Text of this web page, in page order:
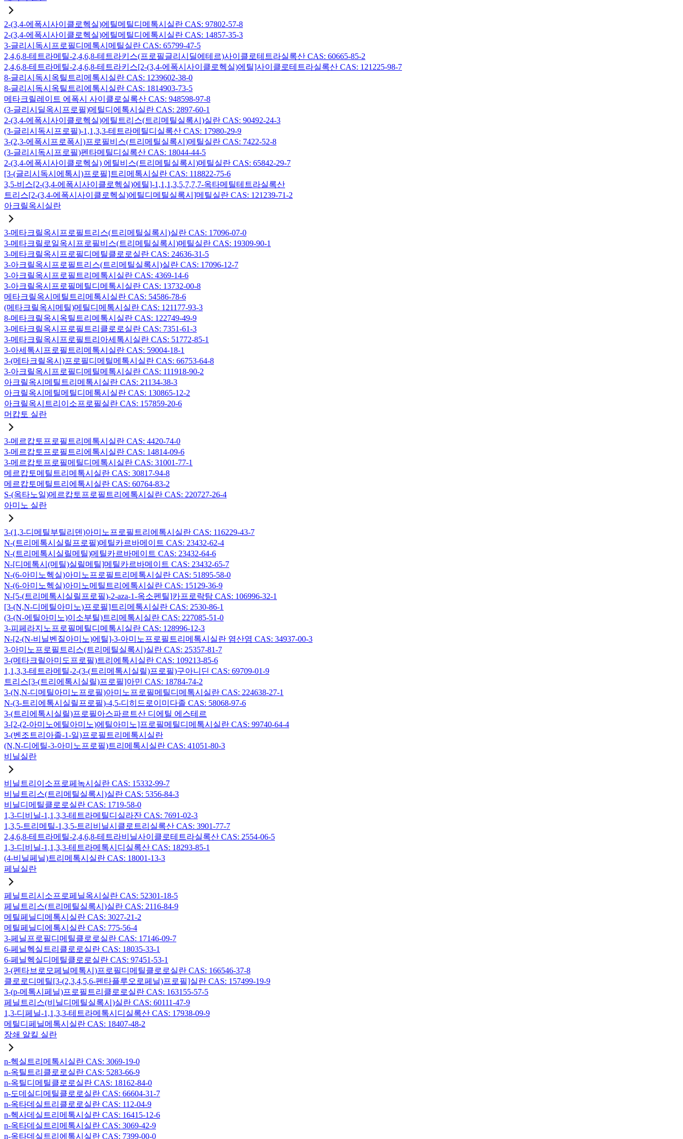
2-(3,4-에폭시사이클로헥실)에틸메틸디메톡시실란 CAS: 97802-57-8
2-(3,4-에폭시사이클로헥실)에틸메틸디에톡시실란 CAS: 14857-35-3
3-글리시독시프로필디메톡시메틸실란 CAS: 65799-47-5
2,4,6,8-테트라메틸-2,4,6,8-테트라키스(프로필글리시딜에테르)사이클로테트라실록산 CAS: 60665-85-2
2,4,6,8-테트라메틸-2,4,6,8-테트라키스[2-(3,4-에폭시사이클로헥실)에틸]사이클로테트라실록산 CAS: 121225-98-7
8-글리시독시옥틸트리메톡시실란 CAS: 1239602-38-0
8-글리시독시옥틸트리에톡시실란 CAS: 1814903-73-5
메타크릴레이트 에폭시 사이클로실록산 CAS: 948598-97-8
(3-글리시딜옥시프로필)메틸디에톡시실란 CAS: 2897-60-1
2-(3,4-에폭시사이클로헥실)에틸트리스(트리메틸실록시)실란 CAS: 90492-24-3
(3-글리시독시프로필)-1,1,3,3-테트라메틸디실록산 CAS: 17980-29-9
3-(2,3-에폭시프로폭시)프로필비스(트리메틸실록시)메틸실란 CAS: 7422-52-8
(3-글리시독시프로필)펜타메틸디실록산 CAS: 18044-44-5
2-(3,4-에폭시사이클로헥실) 에틸비스(트리메틸실록시)메틸실란 CAS: 65842-29-7
[3-(글리시독시에톡시)프로필]트리메톡시실란 CAS: 118822-75-6
3,5-비스[2-(3,4-에폭시사이클로헥실)에틸]-1,1,1,3,5,7,7,7-옥타메틸테트라실록산
트리스[2-(3,4-에폭시사이클로헥실)에틸디메틸실록시]메틸실란 CAS: 121239-71-2
아크릴옥시실란
3-메타크릴옥시프로필트리스(트리메틸실록시)실란 CAS: 17096-07-0
3-메타크릴로일옥시프로필비스(트리메틸실록시)메틸실란 CAS: 19309-90-1
3-메타크릴옥시프로필디메틸클로로실란 CAS: 24636-31-5
3-아크릴옥시프로필트리스(트리메틸실록시)실란 CAS: 17096-12-7
3-아크릴옥시프로필트리메톡시실란 CAS: 4369-14-6
3-아크릴옥시프로필메틸디메톡시실란 CAS: 13732-00-8
메타크릴옥시메틸트리메톡시실란 CAS: 54586-78-6
(메타크릴옥시메틸)메틸디메톡시실란 CAS: 121177-93-3
8-메타크릴옥시옥틸트리메톡시실란 CAS: 122749-49-9
3-메타크릴옥시프로필트리클로로실란 CAS: 7351-61-3
3-메타크릴옥시프로필트리아세톡시실란 CAS: 51772-85-1
3-아세톡시프로필트리메톡시실란 CAS: 59004-18-1
3-(메타크릴옥시)프로필디메틸메톡시실란 CAS: 66753-64-8
3-아크릴옥시프로필디메틸메톡시실란 CAS: 111918-90-2
아크릴옥시메틸트리메톡시실란 CAS: 21134-38-3
아크릴옥시메틸메틸디메톡시실란 CAS: 130865-12-2
아크릴옥시트리이소프로필실란 CAS: 157859-20-6
머캅토 실란
3-메르캅토프로필트리메톡시실란 CAS: 4420-74-0
3-메르캅토프로필트리에톡시실란 CAS: 14814-09-6
3-메르캅토프로필메틸디메톡시실란 CAS: 31001-77-1
메르캅토메틸트리메톡시실란 CAS: 30817-94-8
메르캅토메틸트리에톡시실란 CAS: 60764-83-2
S-(옥타노일)메르캅토프로필트리에톡시실란 CAS: 220727-26-4
아미노 실란
3-(1,3-디메틸부틸리덴)아미노프로필트리에톡시실란 CAS: 116229-43-7
N-(트리메톡시실릴프로필)메틸카르바메이트 CAS: 23432-62-4
N-(트리메톡시실릴메틸)메틸카르바메이트 CAS: 23432-64-6
N-[디메톡시(메틸)실릴메틸]메틸카르바메이트 CAS: 23432-65-7
N-(6-아미노헥실)아미노프로필트리메톡시실란 CAS: 51895-58-0
N-(6-아미노헥실)아미노메틸트리에톡시실란 CAS: 15129-36-9
N-[5-(트리메톡시실릴프로필)-2-aza-1-옥소펜틸]카프로락탐 CAS: 106996-32-1
[3-(N,N-디메틸아미노)프로필]트리메톡시실란 CAS: 2530-86-1
(3-(N-에틸아미노)이소부틸)트리메톡시실란 CAS: 227085-51-0
3-피페라지노프로필메틸디메톡시실란 CAS: 128996-12-3
N-[2-(N-비닐벤질아미노)에틸]-3-아미노프로필트리메톡시실란 염산염 CAS: 34937-00-3
3-아미노프로필트리스(트리메틸실록시)실란 CAS: 25357-81-7
3-(메타크릴아미도프로필)트리에톡시실란 CAS: 109213-85-6
1,1,3,3-테트라메틸-2-(3-(트리메톡시실릴)프로필)구아니딘 CAS: 69709-01-9
트리스[3-(트리에톡시실릴)프로필]아민 CAS: 18784-74-2
3-(N,N-디메틸아미노프로필)아미노프로필메틸디메톡시실란 CAS: 224638-27-1
N-(3-트리에톡시실릴프로필)-4,5-디히드로이미다졸 CAS: 58068-97-6
3-(트리에톡시실릴)프로필아스파르트산 디에틸 에스테르
3-[2-(2-아미노에틸아미노)에틸아미노]프로필메틸디메톡시실란 CAS: 99740-64-4
3-(벤조트리아졸-1-일)프로필트리메톡시실란
(N,N-디에틸-3-아미노프로필)트리메톡시실란 CAS: 41051-80-3
비닐실란
비닐트리이소프로페녹시실란 CAS: 15332-99-7
비닐트리스(트리메틸실록시)실란 CAS: 5356-84-3
비닐디메틸클로로실란 CAS: 1719-58-0
1,3-디비닐-1,1,3,3-테트라메틸디실라잔 CAS: 7691-02-3
1,3,5-트리메틸-1,3,5-트리비닐시클로트리실록산 CAS: 3901-77-7
2,4,6,8-테트라메틸-2,4,6,8-테트라비닐사이클로테트라실록산 CAS: 2554-06-5
1,3-디비닐-1,1,3,3-테트라메톡시디실록산 CAS: 18293-85-1
(4-비닐페닐)트리메톡시실란 CAS: 18001-13-3
페닐실란
페닐트리시소프로페닐옥시실란 CAS: 52301-18-5
페닐트리스(트리메틸실록시)실란 CAS: 2116-84-9
메틸페닐디메톡시실란 CAS: 3027-21-2
메틸페닐디에톡시실란 CAS: 775-56-4
3-페닐프로필디메틸클로로실란 CAS: 17146-09-7
6-페닐헥실트리클로로실란 CAS: 18035-33-1
6-페닐헥실디메틸클로로실란 CAS: 97451-53-1
3-(펜타브로모페닐메톡시)프로필디메틸클로로실란 CAS: 166546-37-8
클로로디메틸[3-(2,3,4,5,6-펜타플루오로페닐)프로필]실란 CAS: 157499-19-9
3-(p-메톡시페닐)프로필트리클로로실란 CAS: 163155-57-5
페닐트리스(비닐디메틸실록시)실란 CAS: 60111-47-9
1,3-디페닐-1,1,3,3-테트라메톡시디실록산 CAS: 17938-09-9
메틸디페닐메톡시실란 CAS: 18407-48-2
장쇄 알킬 실란
n-헥실트리메톡시실란 CAS: 3069-19-0
n-옥틸트리클로로실란 CAS: 5283-66-9
n-옥틸디메틸클로로실란 CAS: 18162-84-0
n-도데실디메틸클로로실란 CAS: 66604-31-7
n-옥타데실트리클로로실란 CAS: 112-04-9
n-헥사데실트리메톡시실란 CAS: 16415-12-6
n-옥타데실트리메톡시실란 CAS: 3069-42-9
n-옥타데실트리에톡시실란 CAS: 7399-00-0